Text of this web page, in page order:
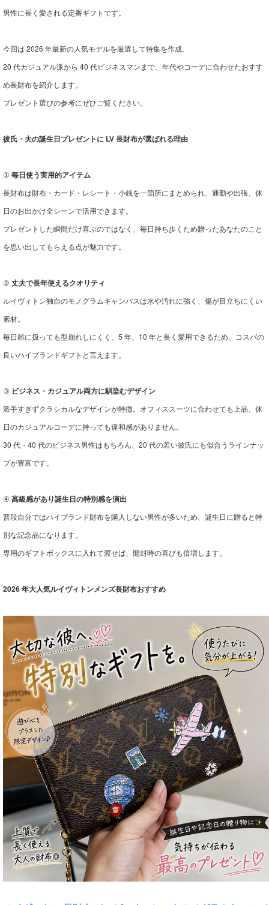
男性に長く愛される定番ギフトです。
今回は 2026 年最新の人気モデルを厳選して特集を作成。
20 代カジュアル派から 40 代ビジネスマンまで、年代やコーデに合わせたおすす
め長財布を紹介します。
プレゼント選びの参考にぜひご覧ください。
彼氏・夫の誕生日プレゼントに LV 長財布が選ばれる理由
① 毎日使う実用的アイテム
長財布は財布・カード・レシート・小銭を一箇所にまとめられ、通勤や出張、休
日のお出かけ全シーンで活用できます。
プレゼントした瞬間だけ喜ぶのではなく、毎日持ち歩くため贈ったあなたのこと
を思い出してもらえる点が魅力です。
② 丈夫で長年使えるクオリティ
ルイヴィトン独自のモノグラムキャンバスは水や汚れに強く、傷が目立ちにくい
素材。
毎日雑に扱っても型崩れしにくく、5 年、10 年と長く愛用できるため、コスパの
良いハイブランドギフトと言えます。
③ ビジネス・カジュアル両方に馴染むデザイン
派手すぎずクラシカルなデザインが特徴。オフィススーツに合わせても上品、休
日のカジュアルコーデに持っても違和感がありません。
30 代・40 代のビジネス男性はもちろん、20 代の若い彼氏にも似合うラインナッ
プが豊富です。
④ 高級感があり誕生日の特別感を演出
普段自分ではハイブランド財布を購入しない男性が多いため、誕生日に贈ると特
別な記念品になります。
専用のギフトボックスに入れて渡せば、開封時の喜びも倍増します。
2026 年大人気ルイヴィトンメンズ長財布おすすめ